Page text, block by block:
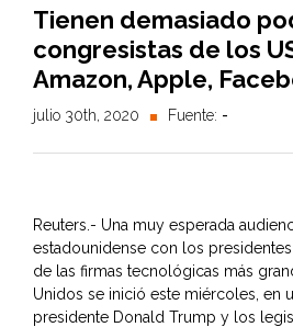
Tienen demasiado
congresistas de los
Amazon, Apple,
julio 30th, 2020 Fuente: -
Reuters.- Una muy esperada
estadounidense con los
de las firmas tecnológicas más
Unidos se inició este miércoles, en
presidente Donald Trump y los